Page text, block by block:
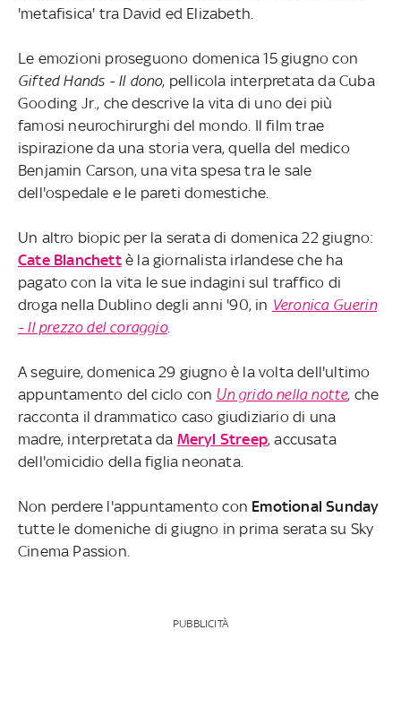
'metafisica' tra David ed Elizabeth.
Le emozioni proseguono domenica 15 giugno con
Gifted Hands - Il dono, pellicola interpretata da Cuba
Gooding Jr., che descrive la vita di uno dei più
famosi neurochirurghi del mondo. Il film trae
ispirazione da una storia vera, quella del medico
Benjamin Carson, una vita spesa tra le sale
dell'ospedale e le pareti domestiche.
Un altro biopic per la serata di domenica 22 giugno:
Cate Blanchettè la giornalista irlandese che ha
pagato con la vita le sue indagini sul traffico di
droga nella Dublino degli anni '90, in Veronica Guerin
- Il prezzo del coraggio.
A seguire, domenica 29 giugno è la volta dell'ultimo
appuntamento del ciclo con Un grido nella notte, che
racconta il drammatico caso giudiziario di una
madre, interpretata da Meryl Streep, accusata
dell'omicidio della figlia neonata.
Non perdere l'appuntamento con Emotional Sunday
tutte le domeniche di giugno in prima serata su Sky
Cinema Passion.
PUBBLICITÀ